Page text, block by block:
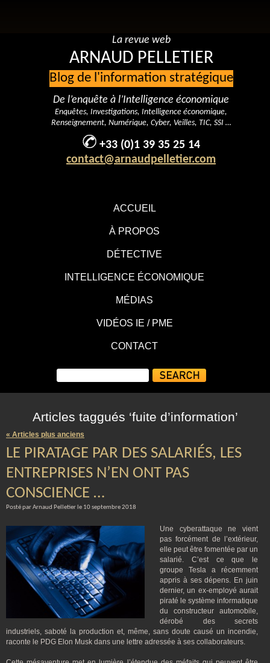
ACCUEIL
À PROPOS
DÉTECTIVE
INTELLIGENCE ÉCONOMIQUE
MÉDIAS
VIDÉOS IE / PME
CONTACT
La revue web
ARNAUD PELLETIER
Blog de l'information stratégique
De l’enquête à l’Intelligence économique
Enquêtes, Investigations, Intelligence économique,
Renseignement, Numérique, Cyber, Veilles, TIC, SSI …
+33 (0)1 39 35 25 14
contact@arnaudpelletier.com
Articles taggués ‘fuite d’information’
« Articles plus anciens
LE PIRATAGE PAR DES SALARIÉS, LES
ENTREPRISES N’EN ONT PAS
CONSCIENCE …
Posté par Arnaud Pelletier le 10 septembre 2018
Une cyberattaque ne vient
pas forcément de l’extérieur,
elle peut être fomentée par un
salarié. C’est ce que le
groupe Tesla a récemment
appris à ses dépens. En juin
dernier, un ex-employé aurait
piraté le système informatique
du constructeur automobile,
dérobé des secrets
industriels, saboté la production et, même, sans doute causé un incendie,
raconte le PDG Elon Musk dans une lettre adressée à ses collaborateurs.